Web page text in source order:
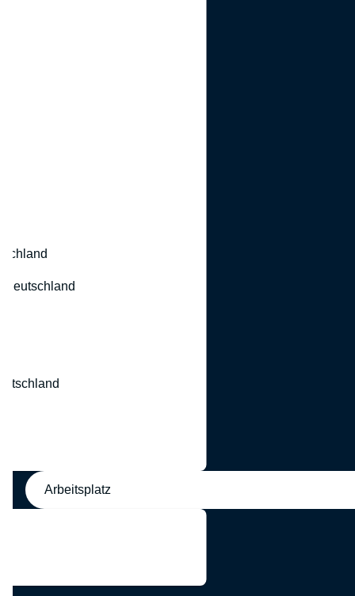
Arbeitsplatz